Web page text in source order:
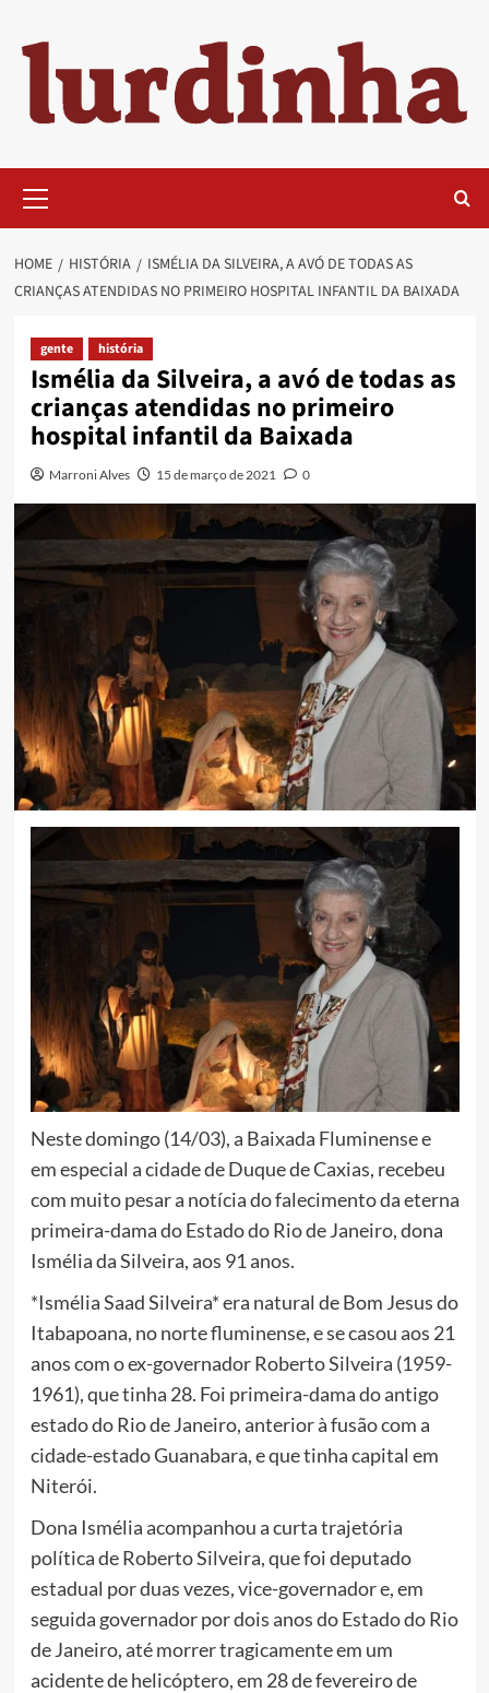
content
Menu
HOME HISTÓRIA
ISMÉLIA DA SILVEIRA, A AVÓ DE TODAS AS
CRIANÇAS ATENDIDAS NO PRIMEIRO HOSPITAL INFANTIL DA BAIXADA
gente história
Ismélia da Silveira, a avó de todas as
crianças atendidas no primeiro
hospital infantil da Baixada
Marroni Alves 15 de março de 2021 0
Neste domingo (14/03), a Baixada Fluminense e
em especial a cidade de Duque de Caxias, recebeu
com muito pesar a notícia do falecimento da eterna
primeira-dama do Estado do Rio de Janeiro, dona
Ismélia da Silveira, aos 91 anos.
*Ismélia Saad Silveira* era natural de Bom Jesus do
Itabapoana, no norte fluminense, e se casou aos 21
anos com o ex-governador Roberto Silveira (1959-
1961), que tinha 28. Foi primeira-dama do antigo
estado do Rio de Janeiro, anterior à fusão com a
cidade-estado Guanabara, e que tinha capital em
Niterói.
Dona Ismélia acompanhou a curta trajetória
política de Roberto Silveira, que foi deputado
estadual por duas vezes, vice-governador e, em
seguida governador por dois anos do Estado do Rio
de Janeiro, até morrer tragicamente em um
acidente de helicóptero, em 28 de fevereiro de